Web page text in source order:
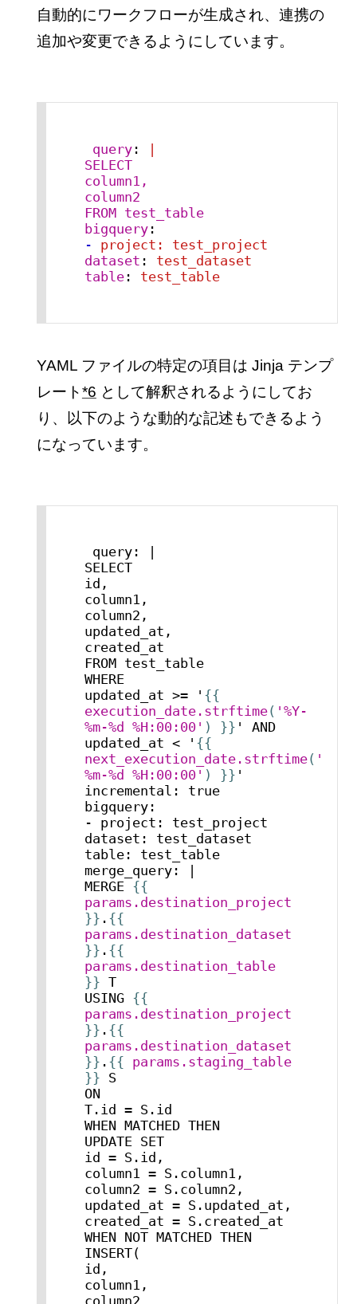
自動的にワークフローが生成され、連携の
追加や変更できるようにしています。
query:
SELECT
column1,
column2
FROM test_table
bigquery:
-
project: test_project
dataset :
test_dataset
table: test_table
YAML ファイルの特定の項目は Jinja テンプ
レート*6 として解釈されるようにしてお
り、以下のような動的な記述もできるよう
になっています。
SELECT
id,
column1,
column2,
updated_at,
created_at
FROM test_table
WHERE
updated_at >= '
execution_date.strftime( '%Y-
%m-%d %H:00:00' ) }} ' AND
updated_at < '
next_execution_date.strftime( '%Y-
%m-%d %H:00:00' ) }} '
incremental: true
bigquery:
- project: test_project
dataset: test_dataset
table: test_table
merge_query: |
MERGE
params.destination_project
}} .
params.destination_dataset
}} .
params.destination_table
}} T
USING
params.destination_project
}} .
params.destination_dataset
}} . {{ params.staging_table
}} S
ON
T.id = S.id
WHEN MATCHED THEN
UPDATE SET
id = S.id,
column1 = S.column1,
column2 = S.column2,
updated_at = S.updated_at,
created_at = S.created_at
WHEN NOT MATCHED THEN
INSERT(
id,
column1,